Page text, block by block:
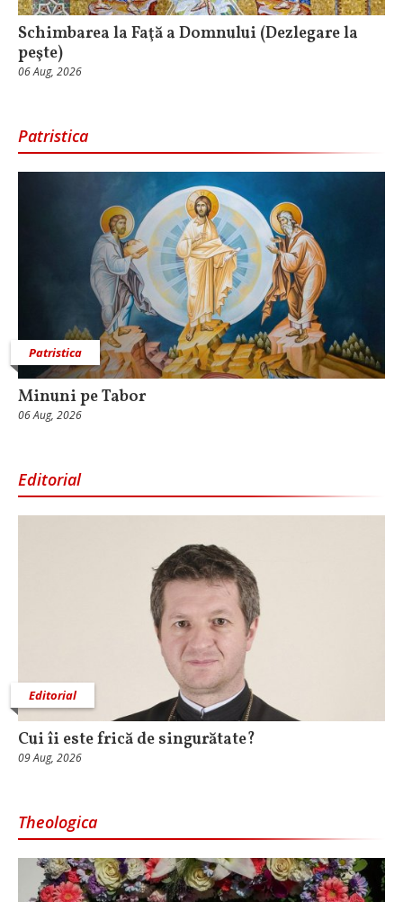
Schimbarea la Faţă a Domnului (Dezlegare la
peşte)
06 Aug, 2026
Patristica
Patristica
Minuni pe Tabor
06 Aug, 2026
Editorial
Editorial
Cui îi este frică de singurătate?
09 Aug, 2026
Theologica